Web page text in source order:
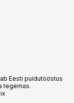
Eesti puidutööstus
tegemas.